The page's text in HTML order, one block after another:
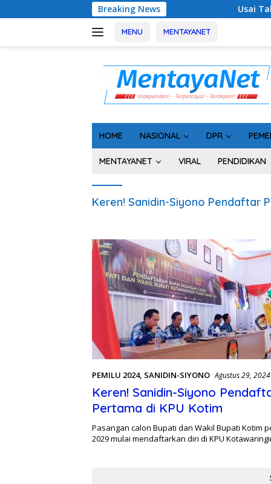
ke
Breaking News Usai Tahan 5
MENU MENTAYANET
HOME NASIONAL DPR
MENTAYANET VIRAL PENDIDIKAN
Keren! Sanidin-Siyono Pendaftar
PEMILU 2024, SANIDIN-SIYONO Agustus 29, 2024
Keren! Sanidin-Siyono
Pertama di KPU Kotim
Pasangan calon Bupati dan Wakil Bupati Kotim
2029 mulai mendaftarkan diri di KPU